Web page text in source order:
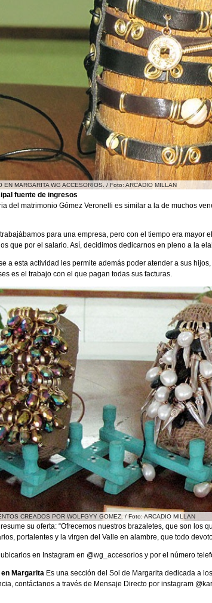
EN MARGARITA WG ACCESORIOS. / Foto: ARCADIO MILLAN
fuente de ingresos
del matrimonio Gómez Veronelli es similar a la de muchos
para una empresa, pero con el tiempo era mayor
que por el salario. Así, decidimos dedicarnos en pleno a la
a esta actividad les permite además poder atender a sus
es el trabajo con el que pagan todas sus facturas.
CREADOS POR WOLFGYY GOMEZ. / Foto: ARCADIO MILLAN
su oferta: “Ofrecemos nuestros brazaletes, que son los
portalentes y la virgen del Valle en alambre, que todo
en Instagram en @wg_accesorios y por el número
en Margarita Es una sección del Sol de Margarita dedicada a
contáctanos a través de Mensaje Directo por instagram